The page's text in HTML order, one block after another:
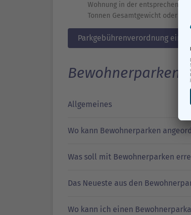
Wohnung in der
Tonnen Gesamtgewicht oder
Parkgebührenverordnung
Bewohnerparken
Allgemeines
Wo kann Bewohnerparken
Was soll mit Bewohnerparken
Das Neueste aus den
Wo kann ich einen